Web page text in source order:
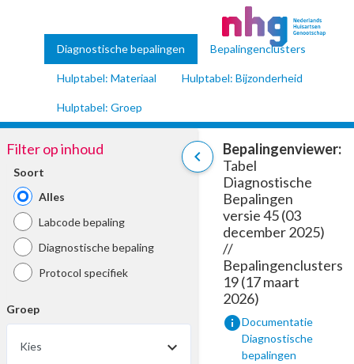
Diagnostische bepalingen Bepalingenclusters
Hulptabel: Materiaal Hulptabel: Bijzonderheid
Hulptabel: Groep
chevron_left
Filter op inhoud
Soort
Alles
Labcode bepaling
Diagnostische bepaling
Protocol specifiek
Groep
Kies
Bepalingenviewer:
Tabel
Diagnostische
Bepalingen
versie 45 (03
december 2025)
//
Bepalingenclusters
19 (17 maart
2026)
infoDocumentatie
Diagnostische
bepalingen